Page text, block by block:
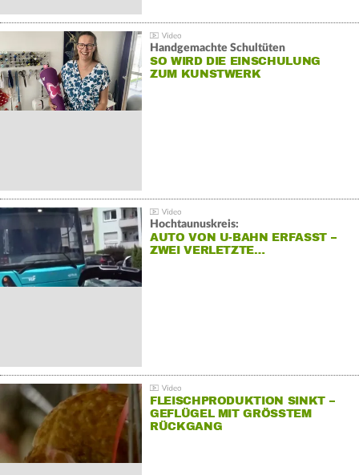
Handgemachte Schultüten
SO WIRD DIE EINSCHULUNG
ZUM KUNSTWERK
Hochtaunuskreis:
AUTO VON U-BAHN ERFASST –
ZWEI VERLETZTE…
FLEISCHPRODUKTION SINKT –
GEFLÜGEL MIT GRÖSSTEM R
ÜCKGANG